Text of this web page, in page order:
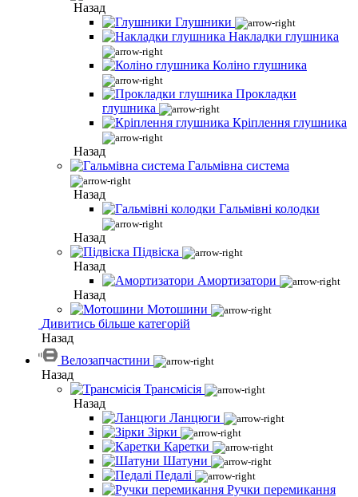
Назад
Глушники
Накладки глушника
Коліно глушника
Прокладки
глушника
Кріплення глушника
Назад
Гальмівна система
Назад
Гальмівні колодки
Назад
Підвіска
Назад
Амортизатори
Назад
Мотошини
Дивитись більше категорій
Назад
Велозапчастини
Назад
Трансмісія
Назад
Ланцюги
Зірки
Каретки
Шатуни
Педалі
Ручки перемикання